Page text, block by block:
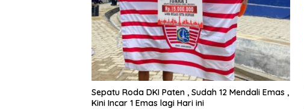
Sepatu Roda DKI Paten , Sudah 12 Mendali Emas ,
Kini Incar 1 Emas lagi Hari ini